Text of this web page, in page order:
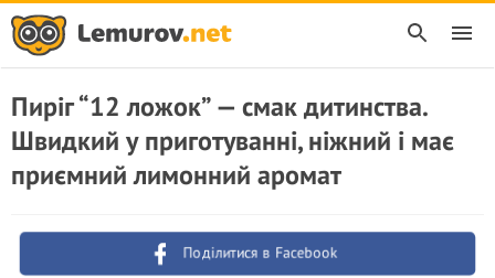
Пиріг “12 ложок” — смак дитинства.
Швидкий у приготуванні, ніжний і має
приємний лимонний аромат
Поділитися в Facebook